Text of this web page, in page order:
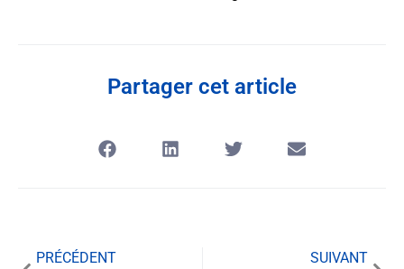
Partager cet article
PRÉCÉDENT
SUIVANT